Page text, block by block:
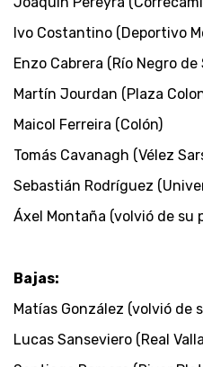
Ivo Costantino (Deportivo
Enzo Cabrera (Río Negro de
Martín Jourdan (Plaza
Maicol Ferreira (Colón)
Tomás Cavanagh (Vélez
Sebastián Rodríguez
Áxel Montaña (volvió de su
Bajas:
Matías González (volvió de
Lucas Sanseviero (Real